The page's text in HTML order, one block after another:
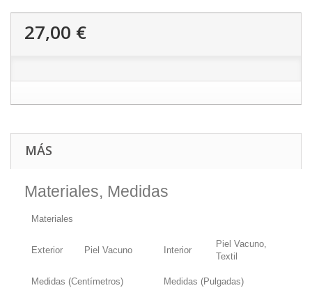
27,00 €
MÁS
Materiales, Medidas
Materiales
Exterior Piel Vacuno Interior
Piel Vacuno,
Textil
Medidas (Centímetros) Medidas (Pulgadas)